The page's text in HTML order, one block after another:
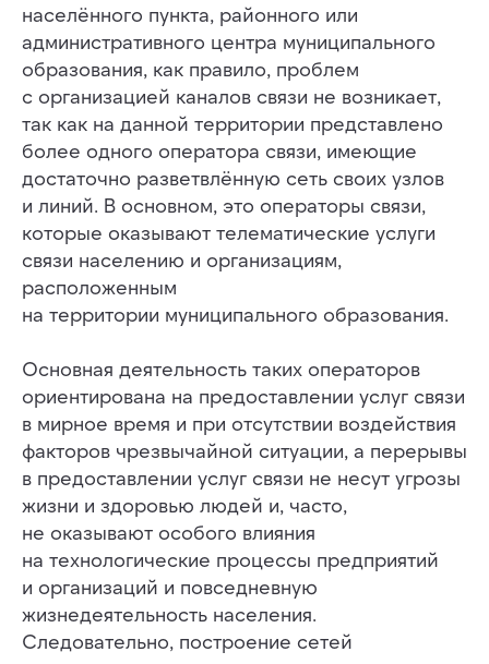
населённого пункта, районного или
административного центра муниципального
образования, как правило, проблем
с организацией каналов связи не возникает,
так как на данной территории представлено
более одного оператора связи, имеющие
достаточно разветвлённую сеть своих узлов
и линий. В основном, это операторы связи,
которые оказывают телематические услуги
связи населению и организациям,
расположенным
на территории муниципального образования.
Основная деятельность таких операторов
ориентирована на предоставлении услуг связи
в мирное время и при отсутствии воздействия
факторов чрезвычайной ситуации, а перерывы
в предоставлении услуг связи не несут угрозы
жизни и здоровью людей и, часто,
не оказывают особого влияния
на технологические процессы предприятий
и организаций и повседневную
жизнедеятельность населения.
Следовательно, построение сетей